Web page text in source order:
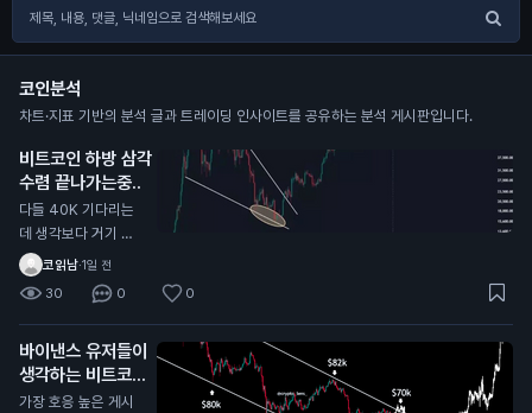
코인분석
차트·지표 기반의 분석 글과 트레이딩 인사이트를 공유하는 분석 게시판입니다.
비트코인 하방 삼각
수렴 끝나가는중..
다들 40K 기다리는
데 생각보다 거기 안
올수도 있음 내가 한
국,해외 전부 커뮤 둘
러본 결과 그 자리에
서 풀매수 기다리는
개미들이 너무많음
코읽남·1일 전
30 0 0
바이낸스 유저들이
생각하는 비트코인
바닥
가장 호응 높은 게시